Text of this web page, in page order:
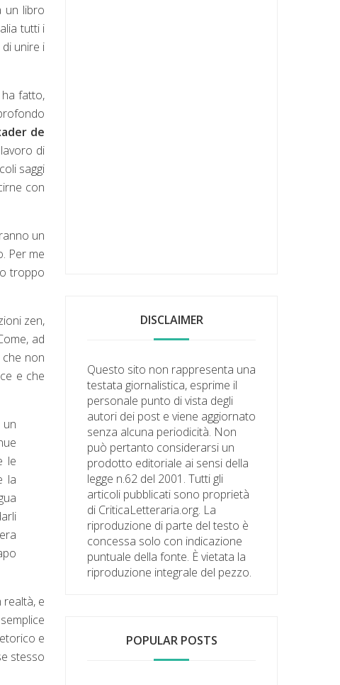
un libro
tutti i
unire i
fatto,
de
di
saggi
con
un
Per me
troppo
zen,
ad
non
e che
le
la
e
e
stesso
DISCLAIMER
Questo sito non rappresenta una
testata giornalistica, esprime il
personale punto di vista degli
autori dei post e viene aggiornato
senza alcuna periodicità. Non
può pertanto considerarsi un
prodotto editoriale ai sensi della
legge n.62 del 2001. Tutti gli
articoli pubblicati sono proprietà
di CriticaLetteraria.org. La
riproduzione di parte del testo è
concessa solo con indicazione
puntuale della fonte. È vietata la
riproduzione integrale del pezzo.
POPULAR POSTS